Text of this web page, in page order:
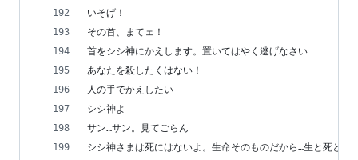
いそげ！
その首、まてェ！
首をシシ神にかえします。置いてはやく逃げなさい
あなたを殺したくはない！
人の手でかえしたい
シシ神よ
サン…サン。見てごらん
シシ神さまは死にはないよ。生命そのものだから…生と死と